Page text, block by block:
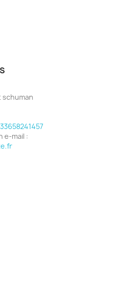
schuman
e-mail :